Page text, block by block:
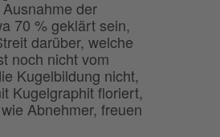
der
70 % geklärt sein,
darüber, welche
noch nicht vom
Kugelbildung nicht,
Kugelgraphit floriert,
Abnehmer, freuen